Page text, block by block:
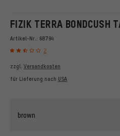
FIZIK TERRA BONDCUSH
Artikel-Nr.: 68794
2
zzgl. Versandkosten
für Lieferung nach USA
brown